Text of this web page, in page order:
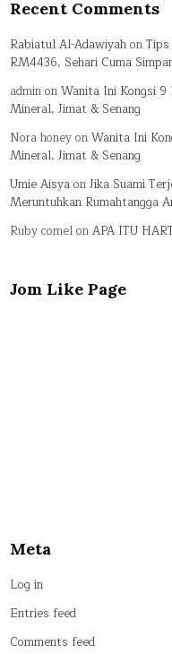
Recent Comments
Rabiatul Al-Adawiyahon
RM4436, Sehari Cuma
adminonWanita Ini Kongsi 9
Mineral, Jimat & Senang
Nora honeyonWanita Ini
Mineral, Jimat & Senang
Umie AisyaonJika Suami
Meruntuhkan Rumahtangga
Ruby comelonAPA ITU
Jom Like Page
Meta
Log in
Entries feed
Comments feed